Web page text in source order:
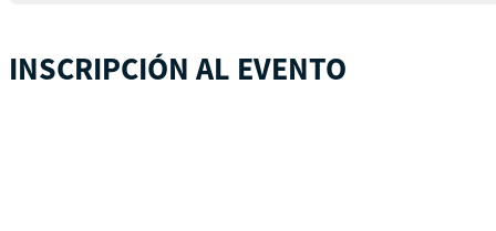
INSCRIPCIÓN AL EVENTO